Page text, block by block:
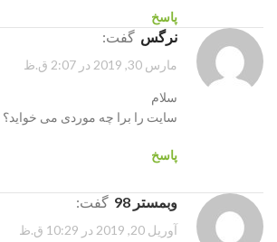
پاسخ
نرگس گفت:
مارس 30, 2019 در 2:07 ق.ظ
سلام
سایت را برا چه موردی می خواید؟
پاسخ
وبمستر 98 گفت:
آوریل 20, 2019 در 10:29 ق.ظ